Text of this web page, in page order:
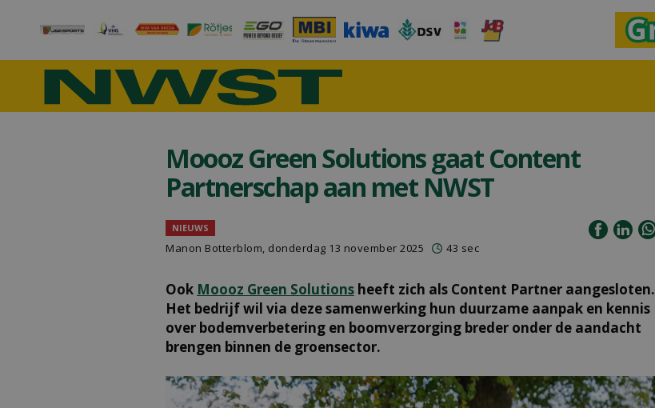
Moooz Green Solutions gaat Content
Partnerschap aan met NWST
NIEUWS
Manon Botterblom, donderdag 13 november 2025 43 sec
Ook Moooz Green Solutions heeft zich als Content Partner aangesloten.
Het bedrijf wil via deze samenwerking hun duurzame aanpak en kennis
over bodemverbetering en boomverzorging breder onder de aandacht
brengen binnen de groensector.